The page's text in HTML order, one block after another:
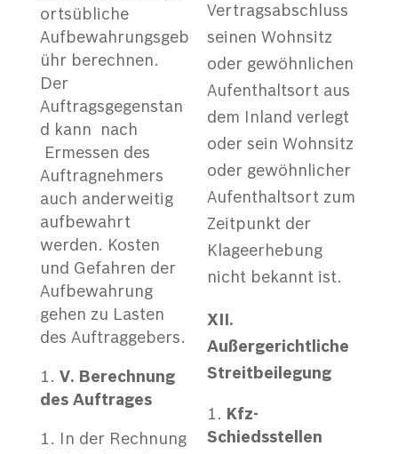
ortsübliche
Aufbewahrungsgeb
ühr berechnen.
Der
Auftragsgegenstan
d kann nach
Ermessen des
Auftragnehmers
auch anderweitig
aufbewahrt
werden. Kosten
und Gefahren der
Aufbewahrung
gehen zu Lasten
des Auftraggebers.
V. Berechnung
des Auftrages
In der Rechnung
Vertragsabschluss
seinen Wohnsitz
oder gewöhnlichen
Aufenthaltsort aus
dem Inland verlegt
oder sein Wohnsitz
oder gewöhnlicher
Aufenthaltsort zum
Zeitpunkt der
Klageerhebung
nicht bekannt ist.
XII.
Außergerichtliche
Streitbeilegung
Kfz-
Schiedsstellen